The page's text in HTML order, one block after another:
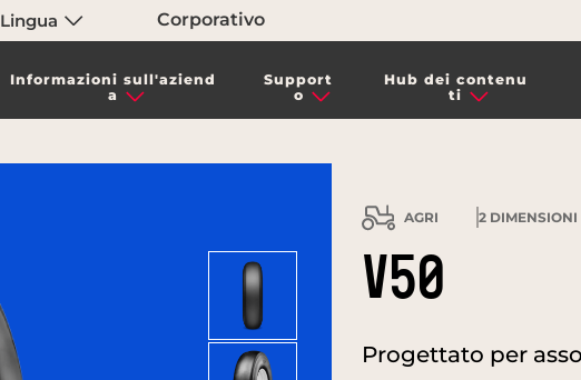
Lingua Corporativo
Informazioni sull'aziend
a
Support
o
Hub dei contenu
ti
AGRI 2DIMENSIONI
V50
Progettato per